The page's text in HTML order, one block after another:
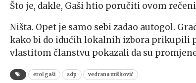
Što je, dakle, Gaši htio poručiti ovom
Ništa. Opet je samo sebi zadao autogol.
kako bi do idućih lokalnih izbora prikupili
vlastitom članstvu pokazali da su
erol gaši sdp vedrana mišković